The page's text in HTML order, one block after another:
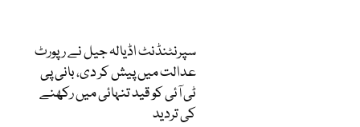
سپرنٹنڈنٹ اڈیالہ جیل نے رپورٹ
عدالت میں پیش کر دی، بانی پی
ٹی آئی کو قید تنہائی میں رکھنے
کی تردید